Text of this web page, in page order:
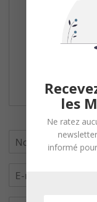
les
Ne ratez
informé